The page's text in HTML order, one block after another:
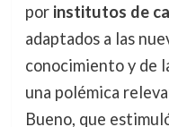
por institutos de
adaptados a las
conocimiento y de
una polémica
Bueno, que